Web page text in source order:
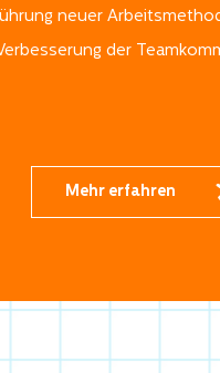
neuer
der
Mehr erfahren